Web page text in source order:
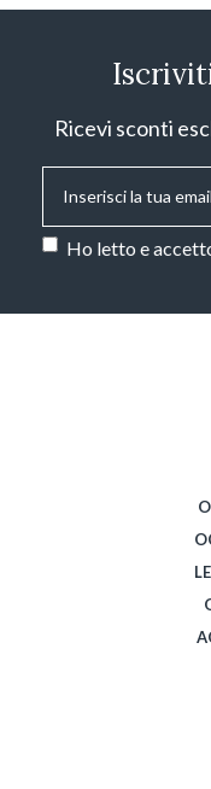
Ricevi sconti
Email*
Consenso*
Ho letto e